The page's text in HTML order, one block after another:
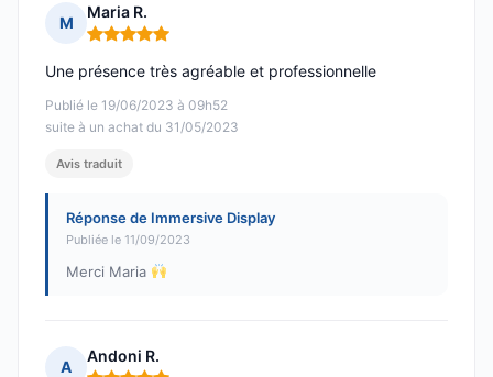
M
Maria R.
Note : 5 sur 5
Publié le 19/06/2023 à 09h52
suite à un achat du 31/05/2023
Une présence très agréable et professionnelle
Avis traduit
Réponse de Immersive Display
Publiée le 11/09/2023
Merci Maria
A
Andoni R.